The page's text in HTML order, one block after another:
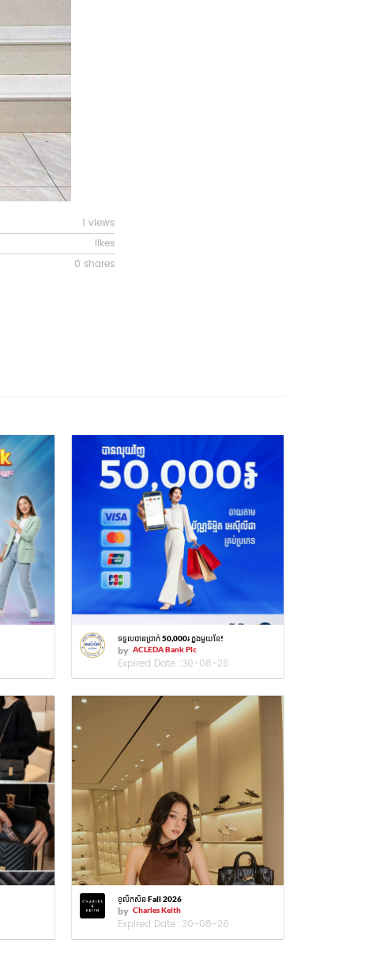
1 views
likes
0 shares
ទទួលបានប្រាក់ 50,000៛ ក្នុងមួយខែ!
by ACLEDA Bank Plc
Expired Date :30-08-26
ខូលិកសិន Fall 2026
by Charles Keith
Expired Date :30-08-26